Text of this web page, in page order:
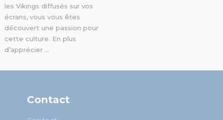
les Vikings diffusés sur vos
écrans, vous vous êtes
découvert une passion pour
cette culture. En plus
d’apprécier …
Contact